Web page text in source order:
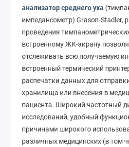
анализатор среднего уха
импедансометр) Grason-Stadler,
проведения
встроенному ЖК-экрану
отслеживать всю получаемую
встроенный термический
распечатки данных для
хранилища или внесения в
пациента. Широкий частотный
исследований, удобный
причинами широкого
различных медицинских (в том